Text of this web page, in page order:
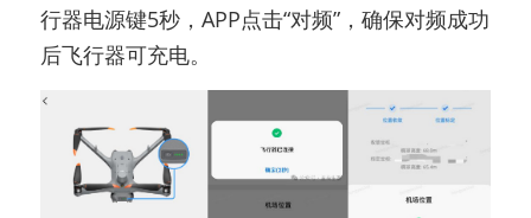
行器电源键5秒，APP点击“对频”，确保对频成功
后飞行器可充电。